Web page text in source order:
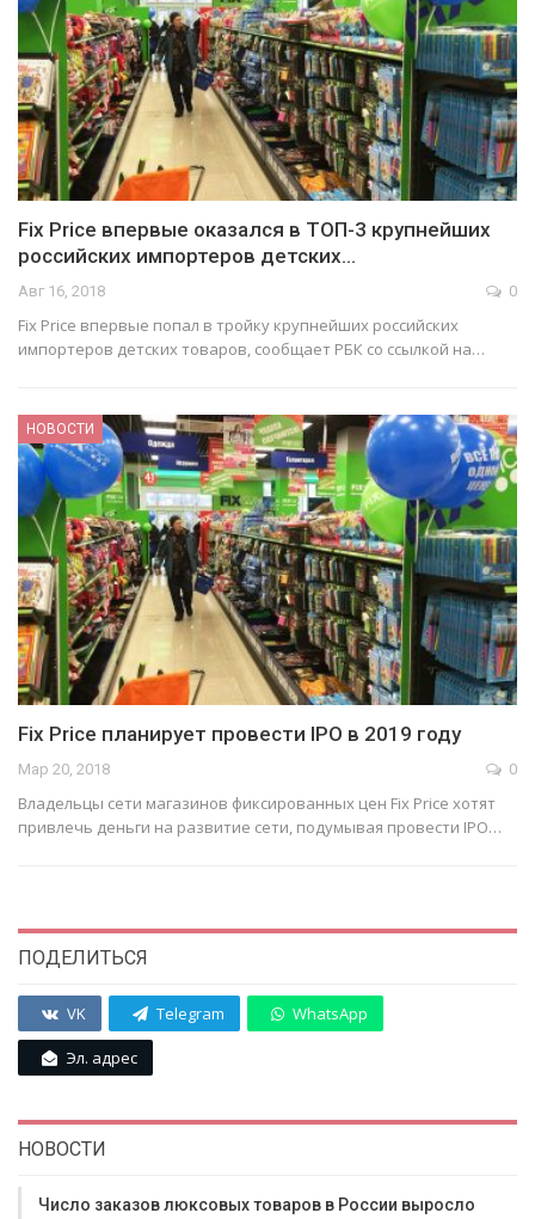
Fix Price впервые оказался в ТОП-3 крупнейших
российских импортеров детских…
Авг 16, 2018 0
Fix Price впервые попал в тройку крупнейших российских
импортеров детских товаров, сообщает РБК со ссылкой на…
НОВОСТИ
Fix Price планирует провести IPO в 2019 году
Мар 20, 2018 0
Владельцы сети магазинов фиксированных цен Fix Price хотят
привлечь деньги на развитие сети, подумывая провести IPO…
ПОДЕЛИТЬСЯ
VK Telegram WhatsApp
Эл. адрес
НОВОСТИ
Число заказов люксовых товаров в России выросло